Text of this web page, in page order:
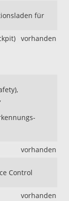
für
vorhanden
vorhanden
Control
vorhanden